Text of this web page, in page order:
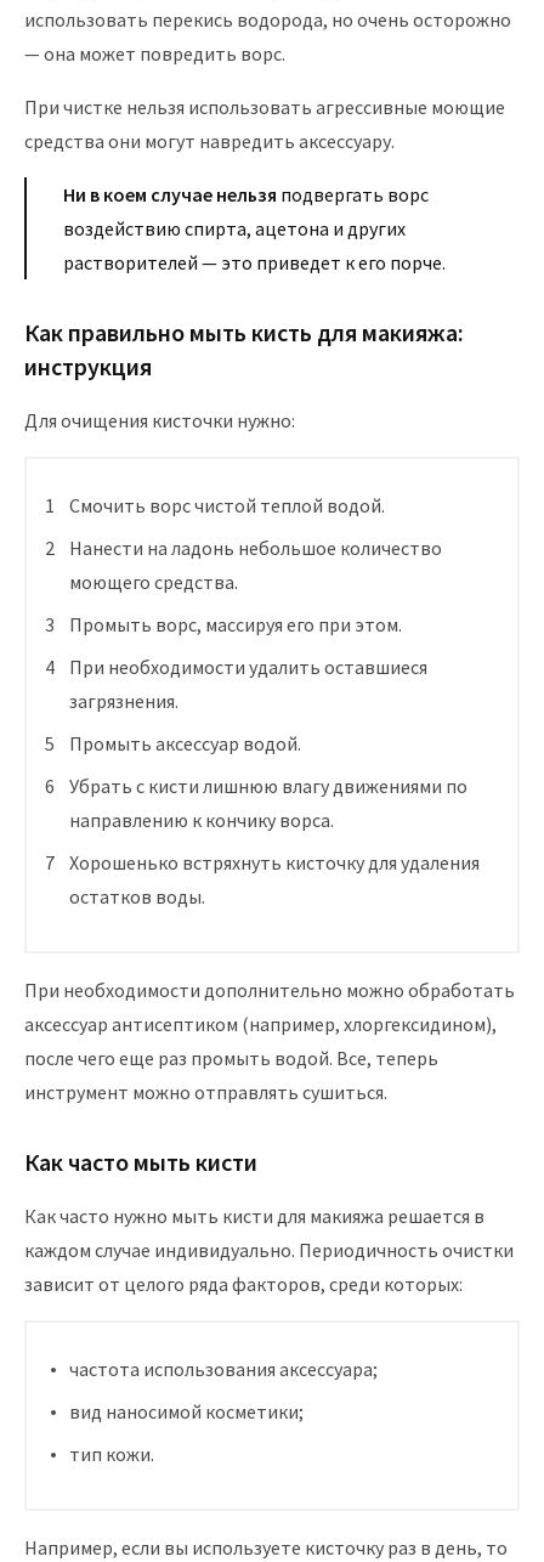
использовать перекись водорода, но очень осторожно
— она может повредить ворс.
При чистке нельзя использовать агрессивные моющие
средства они могут навредить аксессуару.
Ни в коем случае нельзя подвергать ворс
воздействию спирта, ацетона и других
растворителей — это приведет к его порче.
Как правильно мыть кисть для макияжа:
инструкция
Для очищения кисточки нужно:
Смочить ворс чистой теплой водой.
Нанести на ладонь небольшое количество
моющего средства.
Промыть ворс, массируя его при этом.
При необходимости удалить оставшиеся
загрязнения.
Промыть аксессуар водой.
Убрать с кисти лишнюю влагу движениями по
направлению к кончику ворса.
Хорошенько встряхнуть кисточку для удаления
остатков воды.
При необходимости дополнительно можно обработать
аксессуар антисептиком (например, хлоргексидином),
после чего еще раз промыть водой. Все, теперь
инструмент можно отправлять сушиться.
Как часто мыть кисти
Как часто нужно мыть кисти для макияжа решается в
каждом случае индивидуально. Периодичность очистки
зависит от целого ряда факторов, среди которых:
частота использования аксессуара;
вид наносимой косметики;
тип кожи.
Например, если вы используете кисточку раз в день, то